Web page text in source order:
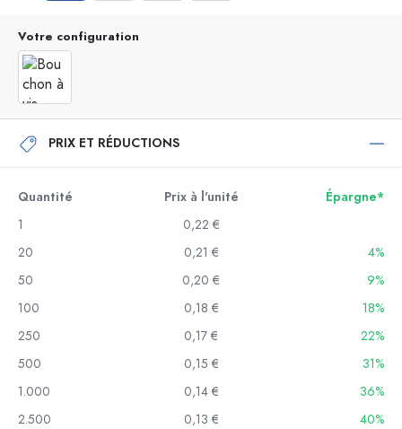
Votre configuration
PRIX ET RÉDUCTIONS
Quantité Prix à l'unité
Épargne*
1
0,22 €
20
0,21 €
4%
50
0,20 €
9%
100
0,18 €
18%
250
0,17 €
22%
500
0,15 €
31%
1.000
0,14 €
36%
2.500
0,13 € 40%